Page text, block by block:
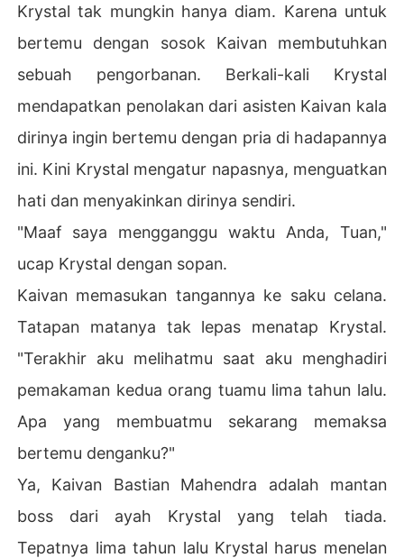
Krystal tak mungkin hanya diam. Karena untuk
bertemu dengan sosok Kaivan membutuhkan
sebuah pengorbanan. Berkali-kali Krystal
mendapatkan penolakan dari asisten Kaivan kala
dirinya ingin bertemu dengan pria di hadapannya
ini. Kini Krystal mengatur napasnya, menguatkan
hati dan menyakinkan dirinya sendiri.
"Maaf saya mengganggu waktu Anda, Tuan,"
ucap Krystal dengan sopan.
Kaivan memasukan tangannya ke saku celana.
Tatapan matanya tak lepas menatap Krystal.
"Terakhir aku melihatmu saat aku menghadiri
pemakaman kedua orang tuamu lima tahun lalu.
Apa yang membuatmu sekarang memaksa
bertemu denganku?"
Ya, Kaivan Bastian Mahendra adalah mantan
boss dari ayah Krystal yang telah tiada.
Tepatnya lima tahun lalu Krystal harus menelan